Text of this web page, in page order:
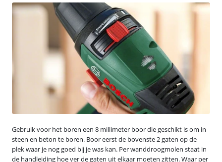
Gebruik voor het boren een 8 millimeter boor die geschikt is om in
steen en beton te boren. Boor eerst de bovenste 2 gaten op de
plek waar je nog goed bij je was kan. Per wanddroogmolen staat in
de handleiding hoe ver de gaten uit elkaar moeten zitten. Waar per